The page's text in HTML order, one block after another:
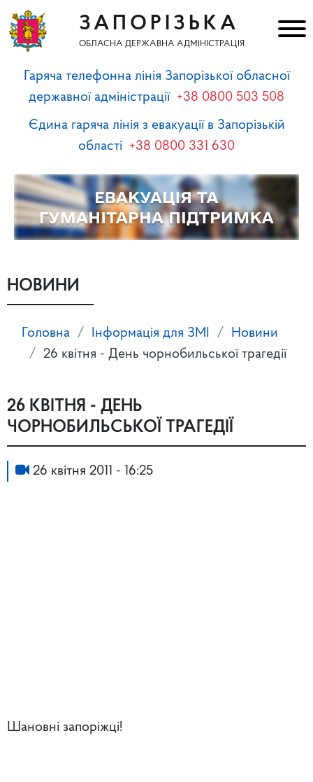
ЗАПОРІЗЬКА
ОБЛАСНА ДЕРЖАВНА АДМІНІСТРАЦІЯ
Гаряча телефонна лінія Запорізької обласної
державної адміністрації +38 0800 503 508
Єдина гаряча лінія з евакуації в Запорізькій
області +38 0800 331 630
НОВИНИ
Головна Інформація для ЗМІ
Новини
26 квітня - День чорнобильської трагедії
26 КВІТНЯ - ДЕНЬ
ЧОРНОБИЛЬСЬКОЇ ТРАГЕДІЇ
26 квітня 2011 - 16:25
Шановні запоріжці!